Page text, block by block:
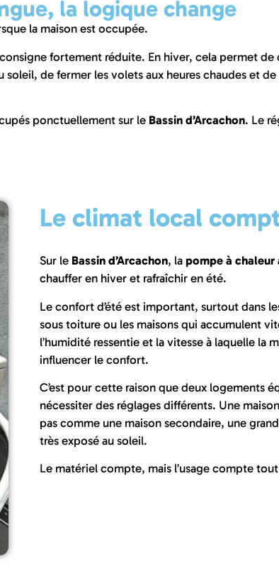
la logique change
la maison est occupée.
fortement réduite. En hiver, cela permet
de fermer les volets aux heures chaudes et
ponctuellement sur le Bassin d’Arcachon. Le
Le climat local
Sur le Bassin d’Arcachon, la pompe à chaleur
chauffer en hiver et rafraîchir en été.
Le confort d’été est important, surtout dans
sous toiture ou les maisons qui accumulent
l’humidité ressentie et la vitesse à laquelle la
influencer le confort.
C’est pour cette raison que deux logements
nécessiter des réglages différents. Une
pas comme une maison secondaire, une
très exposé au soleil.
Le matériel compte, mais l’usage compte